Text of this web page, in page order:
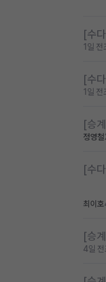
[수
1일 전
[수
1일 전
[승
정영철
[수
최이호
[승
4일 전